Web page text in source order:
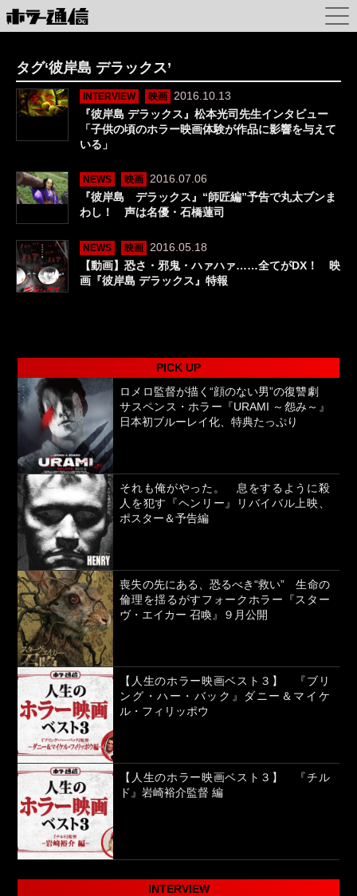
タグ‘彼岸島 デラックス’
INTERVIEW 映画
2016.10.13
『彼岸島 デラックス』松本光司先生インタビュー
「子供の頃のホラー映画体験が作品に影響を与えて
いる」
NEWS 映画
2016.07.06
『彼岸島 デラックス』“師匠編”予告で丸太ブンま
わし！ 声は名優・石橋蓮司
NEWS 映画
2016.05.18
【動画】恐さ・邪鬼・ハァハァ……全てがDX！ 映
画『彼岸島 デラックス』特報
PICK UP
ロメロ監督が描く“顔のない男”の復讐劇
サスペンス・ホラー『URAMI ～怨み～』
日本初ブルーレイ化、特典たっぷり
それも俺がやった。 息をするように殺
人を犯す『ヘンリー』リバイバル上映、
ポスター＆予告編
喪失の先にある、恐るべき“救い” 生命の
倫理を揺るがすフォークホラー『スター
ヴ・エイカー 召喚』９月公開
【人生のホラー映画ベスト３】 『ブリ
ング・ハー・バック』ダニー＆マイケ
ル・フィリッポウ
【人生のホラー映画ベスト３】 『チル
ド』岩崎裕介監督 編
INTERVIEW